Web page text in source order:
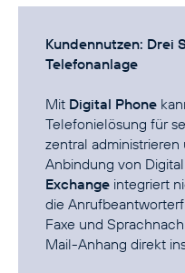
Kundennutzen: Drei
Telefonanlage
Mit Digital Phone
Telefonielösung für
zentral
Anbindung von
Exchange integriert
die
Faxe und
Mail-Anhang direkt